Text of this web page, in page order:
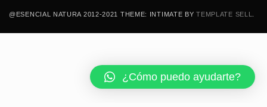
@ESENCIAL NATURA 2012-2021 THEME: INTIMATE BYTEMPLATE SELL.
¿Cómo puedo ayudarte?